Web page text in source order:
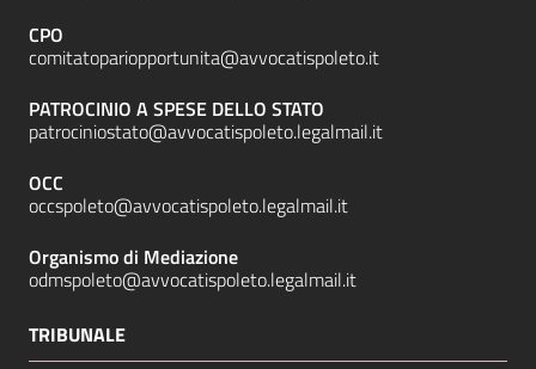
CPO
comitatopariopportunita@avvocatispoleto.it
PATROCINIO A SPESE DELLO STATO
patrociniostato@avvocatispoleto.legalmail.it
OCC
occspoleto@avvocatispoleto.legalmail.it
Organismo di Mediazione
odmspoleto@avvocatispoleto.legalmail.it
TRIBUNALE